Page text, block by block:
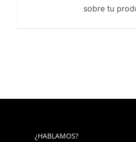
sobre tu
¿HABLAMOS?